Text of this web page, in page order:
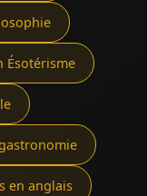
Ésotérisme
en anglais